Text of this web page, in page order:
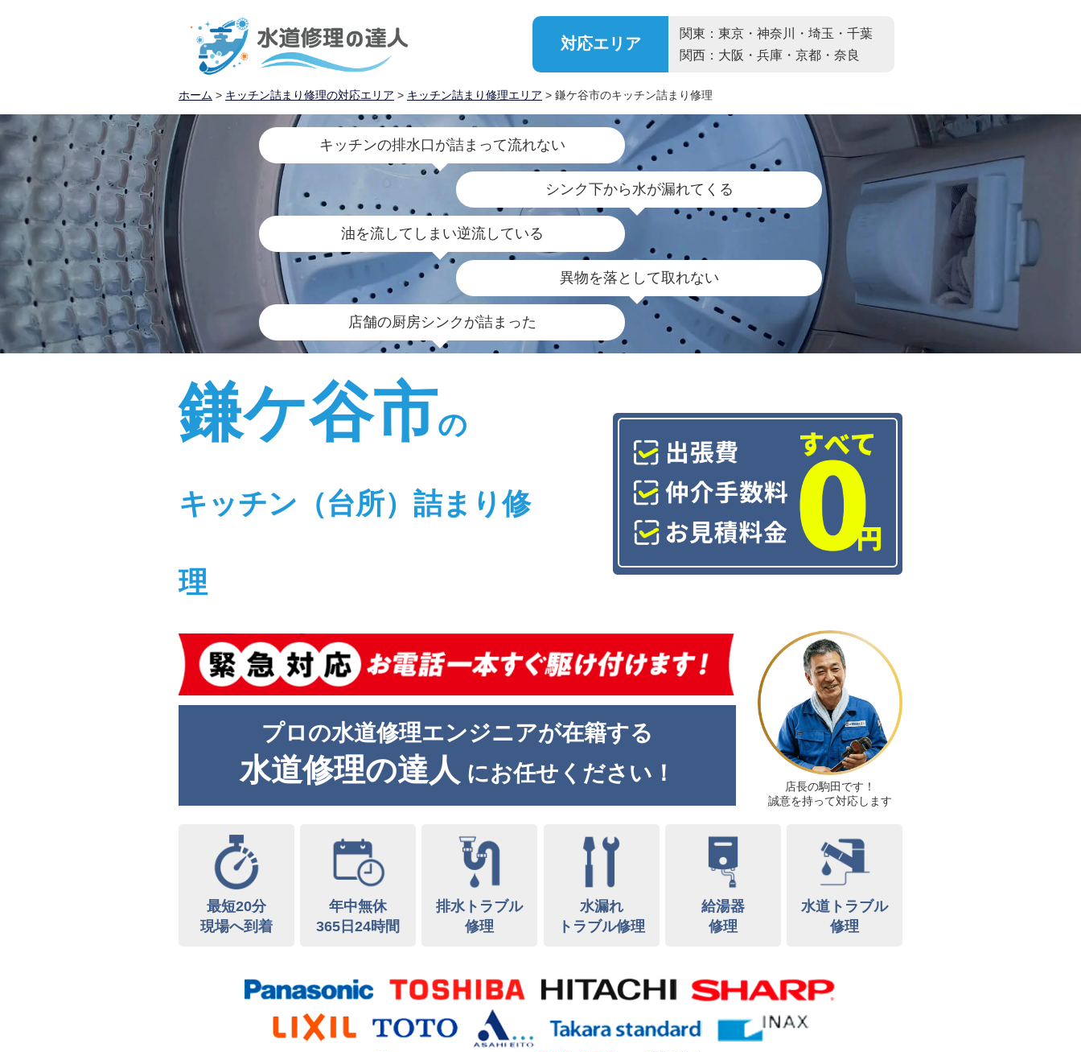
対応エリア
関東：東京・神奈川・埼玉・千葉
関西：大阪・兵庫・京都・奈良
ホーム > キッチン詰まり修理の対応エリア > キッチン詰まり修理エリア > 鎌ケ谷市のキッチン詰まり修理
キッチンの排水口が詰まって流れない
シンク下から水が漏れてくる
油を流してしまい逆流している
異物を落として取れない
店舗の厨房シンクが詰まった
鎌ケ谷市の
キッチン（台所）詰まり修
理
プロの水道修理エンジニアが在籍する
水道修理の達人 にお任せください！
店長の駒田です！
誠意を持って対応します
最短20分
現場へ到着
年中無休
365日24時間
排水トラブル
修理
水漏れ
トラブル修理
給湯器
修理
水道トラブル
修理